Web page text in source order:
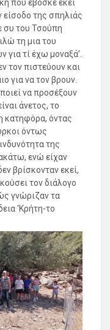
που έβοσκε εκεί
είσοδο της σπηλιάς
συ του Τσούπη
τη μια του
τί έχω μοναξά’.
τον πιστεύουν και
για να τον βρουν.
να προσέξουν
άνετος, το
κατηφόρα, όντας
όντως
της
ενώ είχαν
βρίσκονταν εκεί,
τον διάλογο
γνώριζαν τα
‘Κρήτη-το